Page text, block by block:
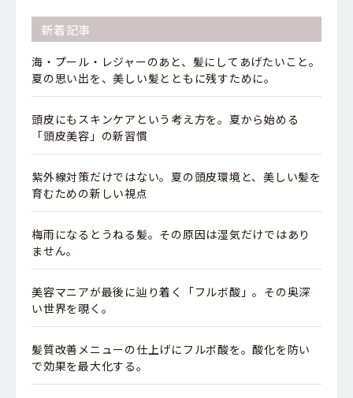
新着記事
海・プール・レジャーのあと、髪にしてあげたいこと。
夏の思い出を、美しい髪とともに残すために。
頭皮にもスキンケアという考え方を。夏から始める
「頭皮美容」の新習慣
紫外線対策だけではない。夏の頭皮環境と、美しい髪を
育むための新しい視点
梅雨になるとうねる髪。その原因は湿気だけではあり
ません。
美容マニアが最後に辿り着く「フルボ酸」。その奥深
い世界を覗く。
髪質改善メニューの仕上げにフルボ酸を。酸化を防い
で効果を最大化する。